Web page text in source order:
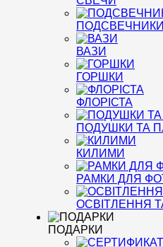
ПОДСВЕЧНИКИ
ВАЗИ
ГОРШКИ
ФЛОРІСТА
ПОДУШКИ ТА
КИЛИМИ
РАМКИ ДЛЯ
ОСВІТЛЕННЯ
ПОДАРКИ